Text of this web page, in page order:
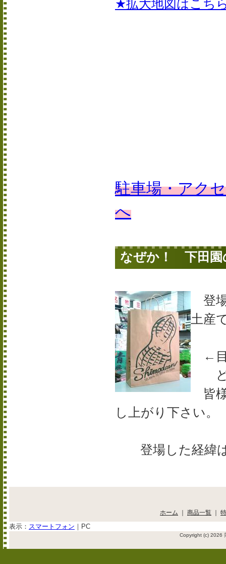
★拡大地図はこち
駐車場・アク
へ
なぜか！ 下田園
登
土産
←目
ど
皆
し上がり下さい。
登場した経緯は
ホーム ｜ 商品一覧 ｜
表示： スマートフォン ｜ PC
Copyright (c) 2026